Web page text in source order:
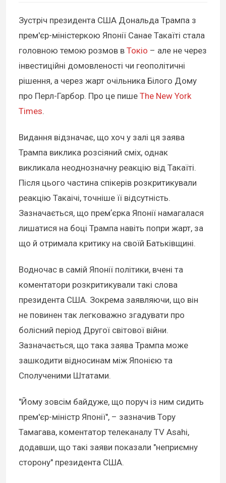
Зустріч президента США Дональда Трампа з
прем'єр-міністеркою Японії Санае Такаїті стала
головною темою розмов в Токіо – але не через
інвестиційні домовленості чи геополітичні
рішення, а через жарт очільника Білого Дому
про Перл-Гарбор. Про це пише The New York
Times.
Видання відзначає, що хоч у залі ця заява
Трампа виклика розсіяний сміх, однак
викликала неоднозначну реакцію від Такаїті.
Після цього частина спікерів розкритикували
реакцію Такаічі, точніше її відсутність.
Зазначається, що премʼєрка Японії намагалася
лишатися на боці Трампа навіть попри жарт, за
що й отримала критику на своїй Батьківщині.
Водночас в самій Японії політики, вчені та
коментатори розкритикували такі слова
президента США. Зокрема заявляючи, що він
не повинен так легковажно згадувати про
болісний період Другої світової війни.
Зазначається, що така заява Трампа може
зашкодити відносинам між Японією та
Сполученими Штатами.
"Йому зовсім байдуже, що поруч із ним сидить
прем'єр-міністр Японії", – зазначив Тору
Тамагава, коментатор телеканалу TV Asahi,
додавши, що такі заяви показали "неприємну
сторону" президента США.